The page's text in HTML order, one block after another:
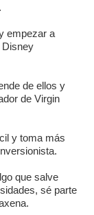
empezar a
Disney
de ellos y
de Virgin
y toma más
que salve
sé parte